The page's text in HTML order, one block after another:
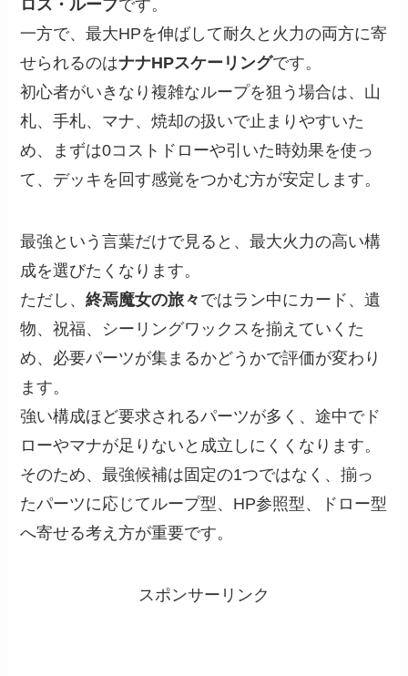
ロス・ループです。
一方で、最大HPを伸ばして耐久と火力の両方に寄
せられるのはナナHPスケーリングです。
初心者がいきなり複雑なループを狙う場合は、山
札、手札、マナ、焼却の扱いで止まりやすいた
め、まずは0コストドローや引いた時効果を使っ
て、デッキを回す感覚をつかむ方が安定します。
最強という言葉だけで見ると、最大火力の高い構
成を選びたくなります。
ただし、終焉魔女の旅々 ではラン中にカード、遺
物、祝福、シーリングワックスを揃えていくた
め、必要パーツが集まるかどうかで評価が変わり
ます。
強い構成ほど要求されるパーツが多く、途中でド
ローやマナが足りないと成立しにくくなります。
そのため、最強候補は固定の1つではなく、揃っ
たパーツに応じてループ型、HP参照型、ドロー型
へ寄せる考え方が重要です。
スポンサーリンク